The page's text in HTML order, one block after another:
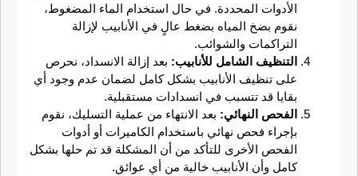
الأدوات المحددة. في حال استخدام الماء المضغوط،
نقوم بضخ المياه بضغط عالٍ في الأنابيب لإزالة
التراكمات والشوائب.
التنظيف الشامل للأنابيب: بعد إزالة الانسداد، نحرص
على تنظيف الأنابيب بشكل كامل لضمان عدم وجود أي
بقايا قد تتسبب في انسدادات مستقبلية.
الفحص النهائي: بعد الانتهاء من عملية التسليك، نقوم
بإجراء فحص نهائي باستخدام الكاميرات أو أدوات
الفحص الأخرى للتأكد من أن المشكلة قد تم حلها بشكل
كامل وأن الأنابيب خالية من أي عوائق.